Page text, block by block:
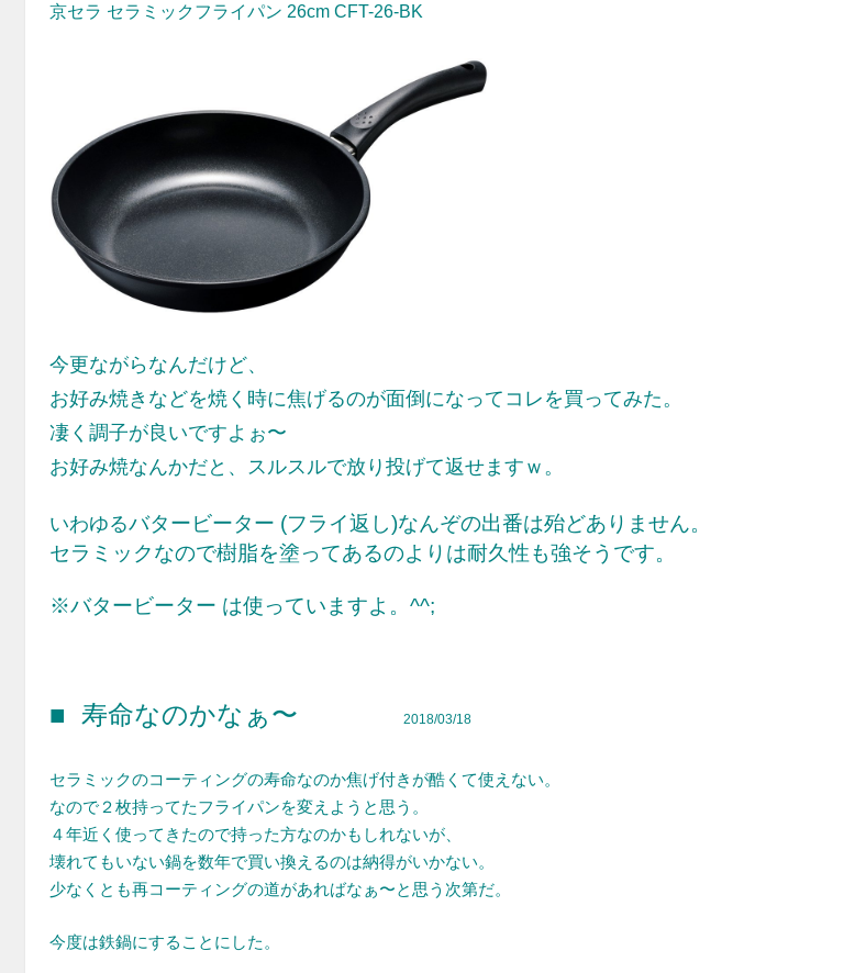
京セラ セラミックフライパン 26cm CFT-26-BK
今更ながらなんだけど、
お好み焼きなどを焼く時に焦げるのが面倒になってコレを買ってみた。
凄く調子が良いですよぉ〜
お好み焼なんかだと、スルスルで放り投げて返せますｗ。
いわゆるバタービーター (フライ返し)なんぞの出番は殆どありません。
セラミックなので樹脂を塗ってあるのよりは耐久性も強そうです。
※バタービーター は使っていますよ。^^;
■ 寿命なのかなぁ〜 2018/03/18
セラミックのコーティングの寿命なのか焦げ付きが酷くて使えない。
なので２枚持ってたフライパンを変えようと思う。
４年近く使ってきたので持った方なのかもしれないが、
壊れてもいない鍋を数年で買い換えるのは納得がいかない。
少なくとも再コーティングの道があればなぁ〜と思う次第だ。
今度は鉄鍋にすることにした。